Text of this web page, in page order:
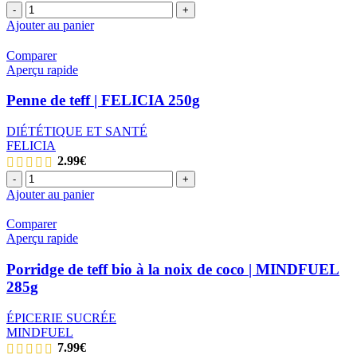
-
quantité
de
Pacchero
au
teff
|
MOLINO
SPADONI
250g
+
Ajouter au panier
Comparer
Aperçu rapide
Penne de teff | FELICIA 250g
DIÉTÉTIQUE ET SANTÉ
FELICIA
2.99€
-
quantité
de
de
teff
|
FELICIA
250g
+
Ajouter au panier
Comparer
Aperçu rapide
Porridge de teff bio à la noix de coco | MINDFUEL
285g
ÉPICERIE SUCRÉE
MINDFUEL
7.99€